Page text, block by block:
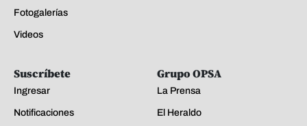
Fotogalerías
Videos
Suscríbete
Ingresar
Notificaciones
Grupo OPSA
La Prensa
El Heraldo